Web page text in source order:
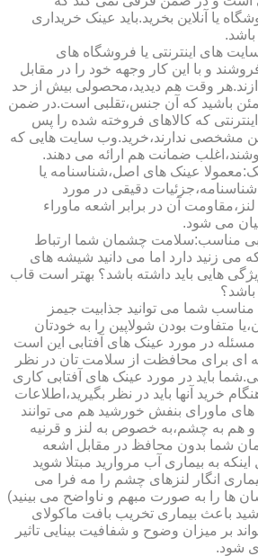
یا آنلاین بخرید.باید عینک خریداری
های اینترنتی یا فروشگاه های
و با این کار وجهه خود را در مقابل
وقت هم دیدید،محصولی بیش از حد
باشید که آن جنس،تقلبی است.در ضمن
که کالاهای فروخته شده را پس
مشخصی ندارند،خرید.وب سایت هایی که
ضمانت هم ارائه می دهند.
عینک های اصل،شناسنامه یا
دقیقی در مورد
آن در برابر اشعه ماوراء
می شود.
مناسب:سلامت چشمان شما ارتباط
می زنید دارد اما می دانید شیشه های
هایی باید داشته باشد؟ بهتر است قاب
مناسب شما می توانید جذابیت جیمز
متفاوت بودن شولاپین را به خودتان
مسئله در مورد عینک های آفتابی این است
ای برای محافظت از سلامت تان در نظر
باید در مورد عینک های آفتابی کاری
خرید آنها باید در نظر بگیرید،اطلاعات
های ماورای بنفش خورشید هم می توانند
هم به چشم،به خصوص به لنز و قرنیه
شما بدون محافظ در مقابل اشعه
اینکه به بیماری آب مروارید مبتلا شوید
انگار لنزهای چشم را مه فرا می
ها را به صورت مبهم و ناواضح می بینید)
باعث بیماری تخریب بافت ماکولای
بر میزان وضوح و شفافیت بینایی تاثیر
شود.